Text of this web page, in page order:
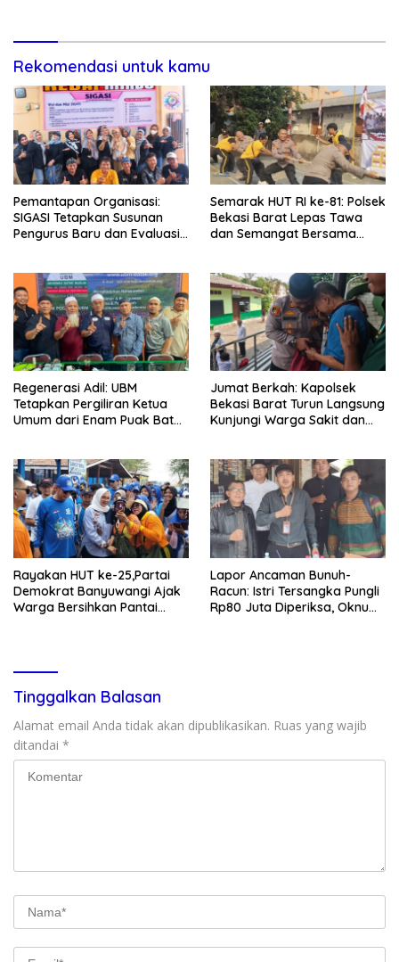
Rekomendasi untuk kamu
Pemantapan Organisasi:
SIGASI Tetapkan Susunan
Pengurus Baru dan Evaluasi
Semarak HUT RI ke-81: Polsek
Bekasi Barat Lepas Tawa
dan Semangat Bersama
Regenerasi Adil: UBM
Tetapkan Pergiliran Ketua
Umum dari Enam Puak Batak
Jumat Berkah: Kapolsek
Bekasi Barat Turun Langsung
Kunjungi Warga Sakit dan
Rayakan HUT ke-25,Partai
Demokrat Banyuwangi Ajak
Warga Bersihkan Pantai
Lapor Ancaman Bunuh-
Racun: Istri Tersangka Pungli
Rp80 Juta Diperiksa, Oknum
Tinggalkan Balasan
Alamat email Anda tidak akan dipublikasikan. Ruas yang wajib
ditandai *